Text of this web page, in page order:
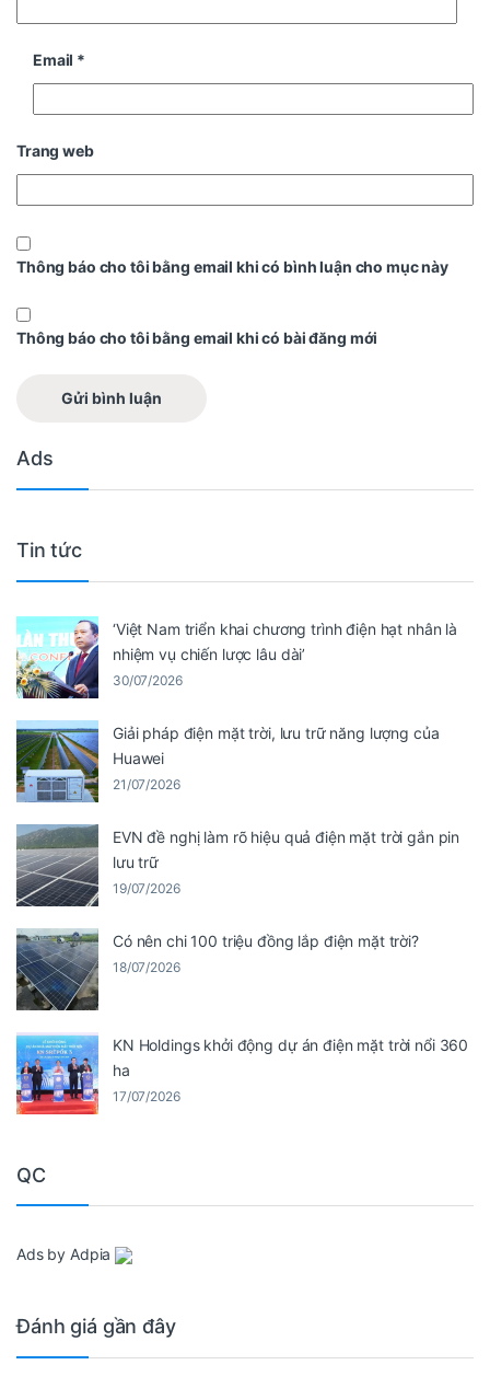
Email *
Trang web
Thông báo cho tôi bằng email khi có bình luận cho mục này
Thông báo cho tôi bằng email khi có bài đăng mới
Ads
Tin tức
‘Việt Nam triển khai chương trình điện hạt nhân là
nhiệm vụ chiến lược lâu dài’
30/07/2026
Giải pháp điện mặt trời, lưu trữ năng lượng của
Huawei
21/07/2026
EVN đề nghị làm rõ hiệu quả điện mặt trời gắn pin
lưu trữ
19/07/2026
Có nên chi 100 triệu đồng lắp điện mặt trời?
18/07/2026
KN Holdings khởi động dự án điện mặt trời nổi 360
ha
17/07/2026
QC
Ads by Adpia
Đánh giá gần đây